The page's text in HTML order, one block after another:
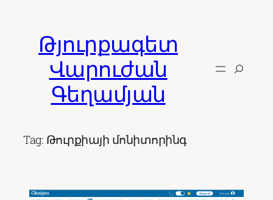
contentԹյուրքագետ
Վարուժան
Գեղամյան
Tag: Թուրքիայի մոնիտորինգ